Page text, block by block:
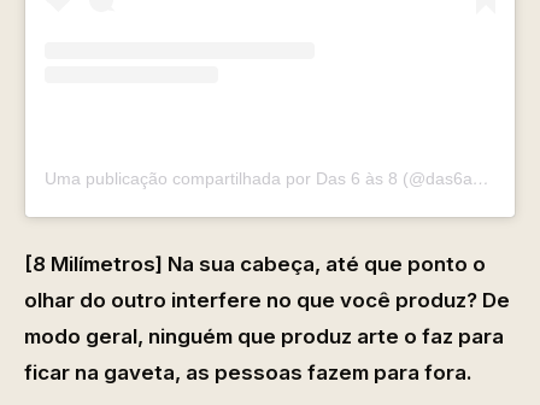
Uma publicação compartilhada por Das 6 às 8 (@das6as8)
[8 Milímetros] Na sua cabeça, até que ponto o
olhar do outro interfere no que você produz? De
modo geral, ninguém que produz arte o faz para
ficar na gaveta, as pessoas fazem para fora.